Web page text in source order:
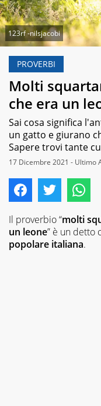
123rf -nilsjacobi
PROVERBI
Molti
che era un
Sai cosa significa
un gatto e giurano
Sapere trovi tante
17 Dicembre 2021 - Ultimo
Il proverbio “molti
un leone” è un detto
popolare italiana.